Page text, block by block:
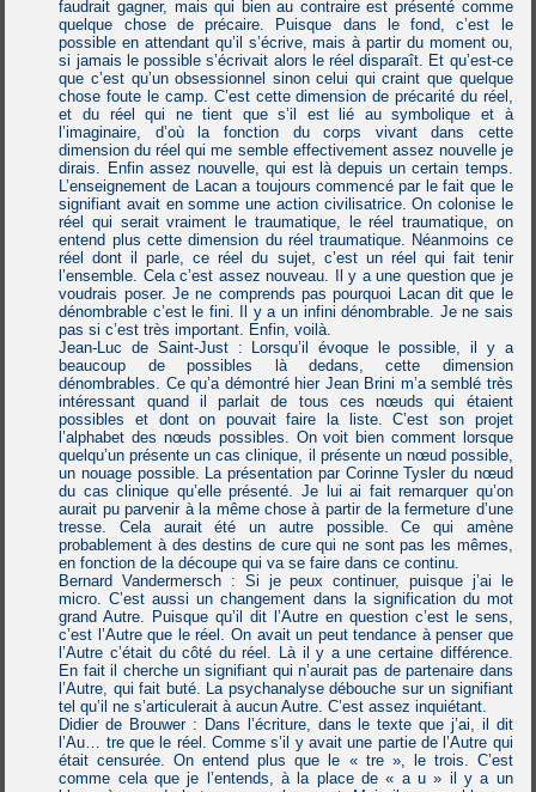
faudrait gagner, mais qui bien au contraire est présenté comme
quelque chose de précaire. Puisque dans le fond, c’est le
possible en attendant qu’il s’écrive, mais à partir du moment ou,
si jamais le possible s’écrivait alors le réel disparaît. Et qu’est-ce
que c’est qu’un obsessionnel sinon celui qui craint que quelque
chose foute le camp. C’est cette dimension de précarité du réel,
et du réel qui ne tient que s’il est lié au symbolique et à
l’imaginaire, d’où la fonction du corps vivant dans cette
dimension du réel qui me semble effectivement assez nouvelle je
dirais. Enfin assez nouvelle, qui est là depuis un certain temps.
L’enseignement de Lacan a toujours commencé par le fait que le
signifiant avait en somme une action civilisatrice. On colonise le
réel qui serait vraiment le traumatique, le réel traumatique, on
entend plus cette dimension du réel traumatique. Néanmoins ce
réel dont il parle, ce réel du sujet, c’est un réel qui fait tenir
l’ensemble. Cela c’est assez nouveau. Il y a une question que je
voudrais poser. Je ne comprends pas pourquoi Lacan dit que le
dénombrable c’est le fini. Il y a un infini dénombrable. Je ne sais
pas si c’est très important. Enfin, voilà.
Jean-Luc de Saint-Just : Lorsqu’il évoque le possible, il y a
beaucoup de possibles là dedans, cette dimension
dénombrables. Ce qu’a démontré hier Jean Brini m’a semblé très
intéressant quand il parlait de tous ces nœuds qui étaient
possibles et dont on pouvait faire la liste. C’est son projet
l’alphabet des nœuds possibles. On voit bien comment lorsque
quelqu’un présente un cas clinique, il présente un nœud possible,
un nouage possible. La présentation par Corinne Tysler du nœud
du cas clinique qu’elle présenté. Je lui ai fait remarquer qu’on
aurait pu parvenir à la même chose à partir de la fermeture d’une
tresse. Cela aurait été un autre possible. Ce qui amène
probablement à des destins de cure qui ne sont pas les mêmes,
en fonction de la découpe qui va se faire dans ce continu.
Bernard Vandermersch : Si je peux continuer, puisque j’ai le
micro. C’est aussi un changement dans la signification du mot
grand Autre. Puisque qu’il dit l’Autre en question c’est le sens,
c’est l’Autre que le réel. On avait un peut tendance à penser que
l’Autre c’était du côté du réel. Là il y a une certaine différence.
En fait il cherche un signifiant qui n’aurait pas de partenaire dans
l’Autre, qui fait buté. La psychanalyse débouche sur un signifiant
tel qu’il ne s’articulerait à aucun Autre. C’est assez inquiétant.
Didier de Brouwer : Dans l’écriture, dans le texte que j’ai, il dit
l’Au… tre que le réel. Comme s’il y avait une partie de l’Autre qui
était censurée. On entend plus que le « tre », le trois. C’est
comme cela que je l’entends, à la place de « a u » il y a un